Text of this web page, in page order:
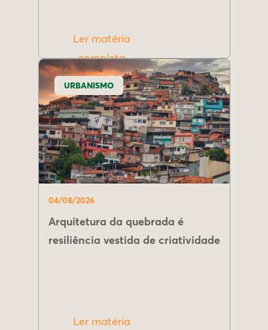
Ler matéria
completa
URBANISMO
04/08/2026
Arquitetura da quebrada é
resiliência vestida de criatividade
Ler matéria